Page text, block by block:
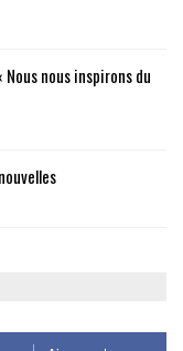
nous inspirons du